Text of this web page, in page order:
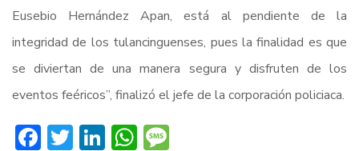
Eusebio Hernández Apan, está al pendiente de la
integridad de los tulancinguenses, pues la finalidad es que
se diviertan de una manera segura y disfruten de los
eventos feéricos”, finalizó el jefe de la corporación policiaca.
Facebook
Twitter
LinkedIn
WhatsApp